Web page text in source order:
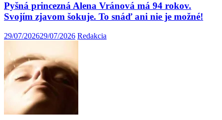
Pyšná princezná Alena Vránová má 94 rokov.
Svojím zjavom šokuje. To snáď ani nie je možné!
29/07/202629/07/2026 Redakcia